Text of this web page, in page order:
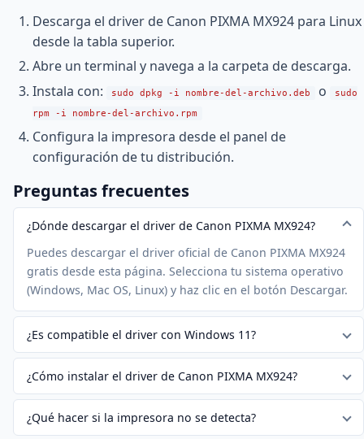
Descarga el driver de Canon PIXMA MX924 para Linux
desde la tabla superior.
Abre un terminal y navega a la carpeta de descarga.
Instala con:
sudo dpkg -i nombre-del-archivo.deb o
sudo
rpm -i nombre-del-archivo.rpm
Configura la impresora desde el panel de
configuración de tu distribución.
Preguntas frecuentes
¿Dónde descargar el driver de Canon PIXMA MX924?
Puedes descargar el driver oficial de Canon PIXMA MX924
gratis desde esta página. Selecciona tu sistema operativo
(Windows, Mac OS, Linux) y haz clic en el botón Descargar.
¿Es compatible el driver con Windows 11?
¿Cómo instalar el driver de Canon PIXMA MX924?
¿Qué hacer si la impresora no se detecta?